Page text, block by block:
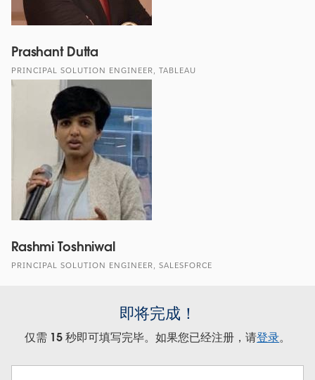
Prashant Dutta
PRINCIPAL SOLUTION ENGINEER, TABLEAU
Rashmi Toshniwal
PRINCIPAL SOLUTION ENGINEER, SALESFORCE
即将完成！
仅需 15 秒即可填写完毕。如果您已经注册，请登录。